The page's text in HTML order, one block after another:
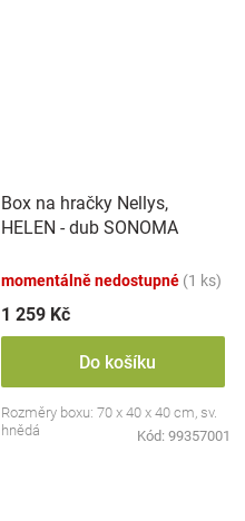
Box na hračky Nellys,
HELEN - dub SONOMA
momentálně nedostupné (1 ks)
1 259 Kč
Do košíku
Rozměry boxu: 70 x 40 x 40 cm, sv.
hnědá
Kód: 99357001